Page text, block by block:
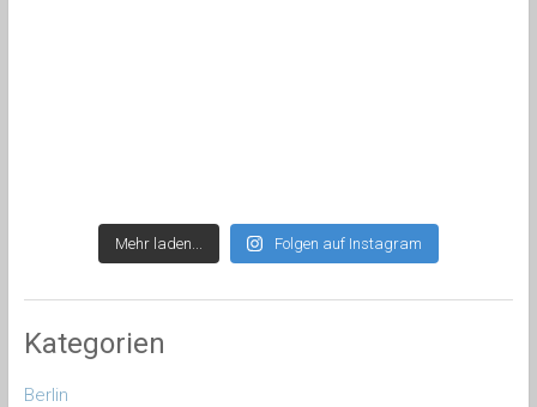
Mehr laden... Folgen auf Instagram
Kategorien
Berlin